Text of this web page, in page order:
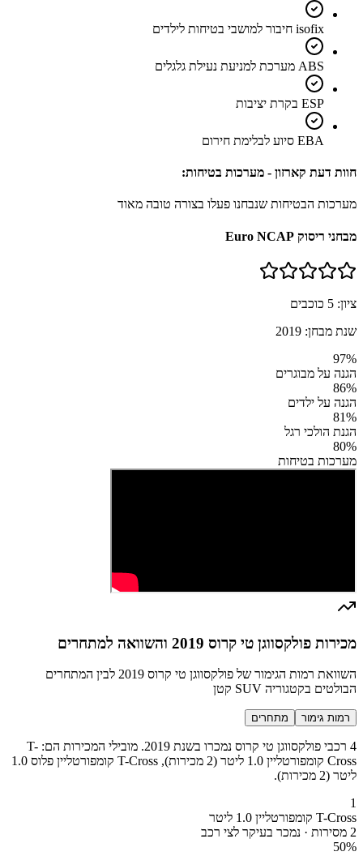
isofix חיבור למושבי בטיחות לילדים
ABS מערכת למניעת נעילת גלגלים
ESP בקרת יציבות
EBA סיוע לבלימת חירום
חוות דעת קארזון - מערכות בטיחות:
מערכות הבטיחות שנבחנו פעלו בצורה טובה מאוד
מבחני ריסוק Euro NCAP
ציון: 5 כוכבים
שנת מבחן: 2019
97%
הגנה על מבוגרים
86%
הגנה על ילדים
81%
הגנת הולכי רגל
80%
מערכות בטיחות
מכירות פולקסווגן טי קרוס 2019 והשוואה למתחרים
השוואת רמות הגימור של פולקסווגן טי קרוס 2019 לבין המתחרים
הבולטים בקטגוריה SUV קטן
רמות גימור מתחרים
4 רכבי פולקסווגן טי קרוס נמכרו בשנת 2019. מובילי המכירות הם: T-
Cross קומפורטליין 1.0 ליטר (2 מכירות), T-Cross קומפורטליין פלוס 1.0
ליטר (2 מכירות).
1
T-Cross קומפורטליין 1.0 ליטר
2 מסירות · נמכר בעיקר לצי רכב
50%